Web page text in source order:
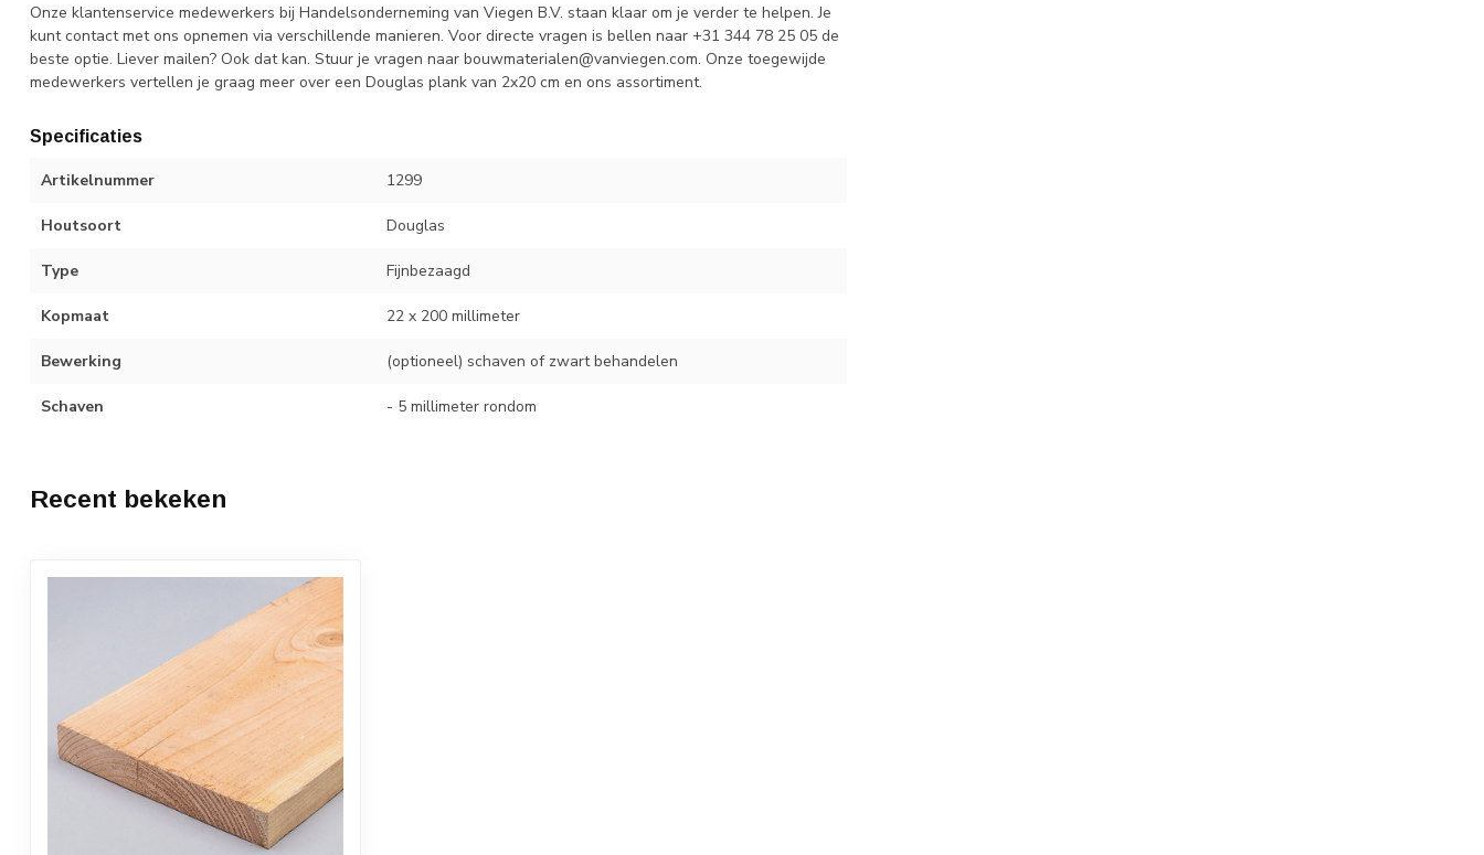
Onze klantenservice medewerkers bij Handelsonderneming van Viegen B.V. staan klaar om je verder te helpen. Je
kunt contact met ons opnemen via verschillende manieren. Voor directe vragen is bellen naar +31 344 78 25 05 de
beste optie. Liever mailen? Ook dat kan. Stuur je vragen naar bouwmaterialen@vanviegen.com. Onze toegewijde
medewerkers vertellen je graag meer over een Douglas plank van 2x20 cm en ons assortiment.
Specificaties
Artikelnummer 1299
Houtsoort Douglas
Type Fijnbezaagd
Kopmaat 22 x 200 millimeter
Bewerking (optioneel) schaven of zwart behandelen
Schaven - 5 millimeter rondom
Recent bekeken